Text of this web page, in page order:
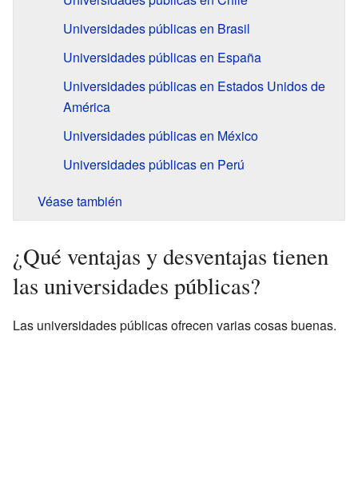
Universidades públicas en Brasil
Universidades públicas en España
Universidades públicas en Estados Unidos de
América
Universidades públicas en México
Universidades públicas en Perú
Véase también
¿Qué ventajas y desventajas tienen
las universidades públicas?
Las universidades públicas ofrecen varias cosas buenas.